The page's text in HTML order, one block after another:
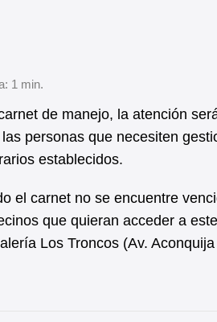
de manejo, la atención
personas que necesiten
establecidos.
el carnet no se encuentre
que quieran acceder a
Los Troncos (Av.